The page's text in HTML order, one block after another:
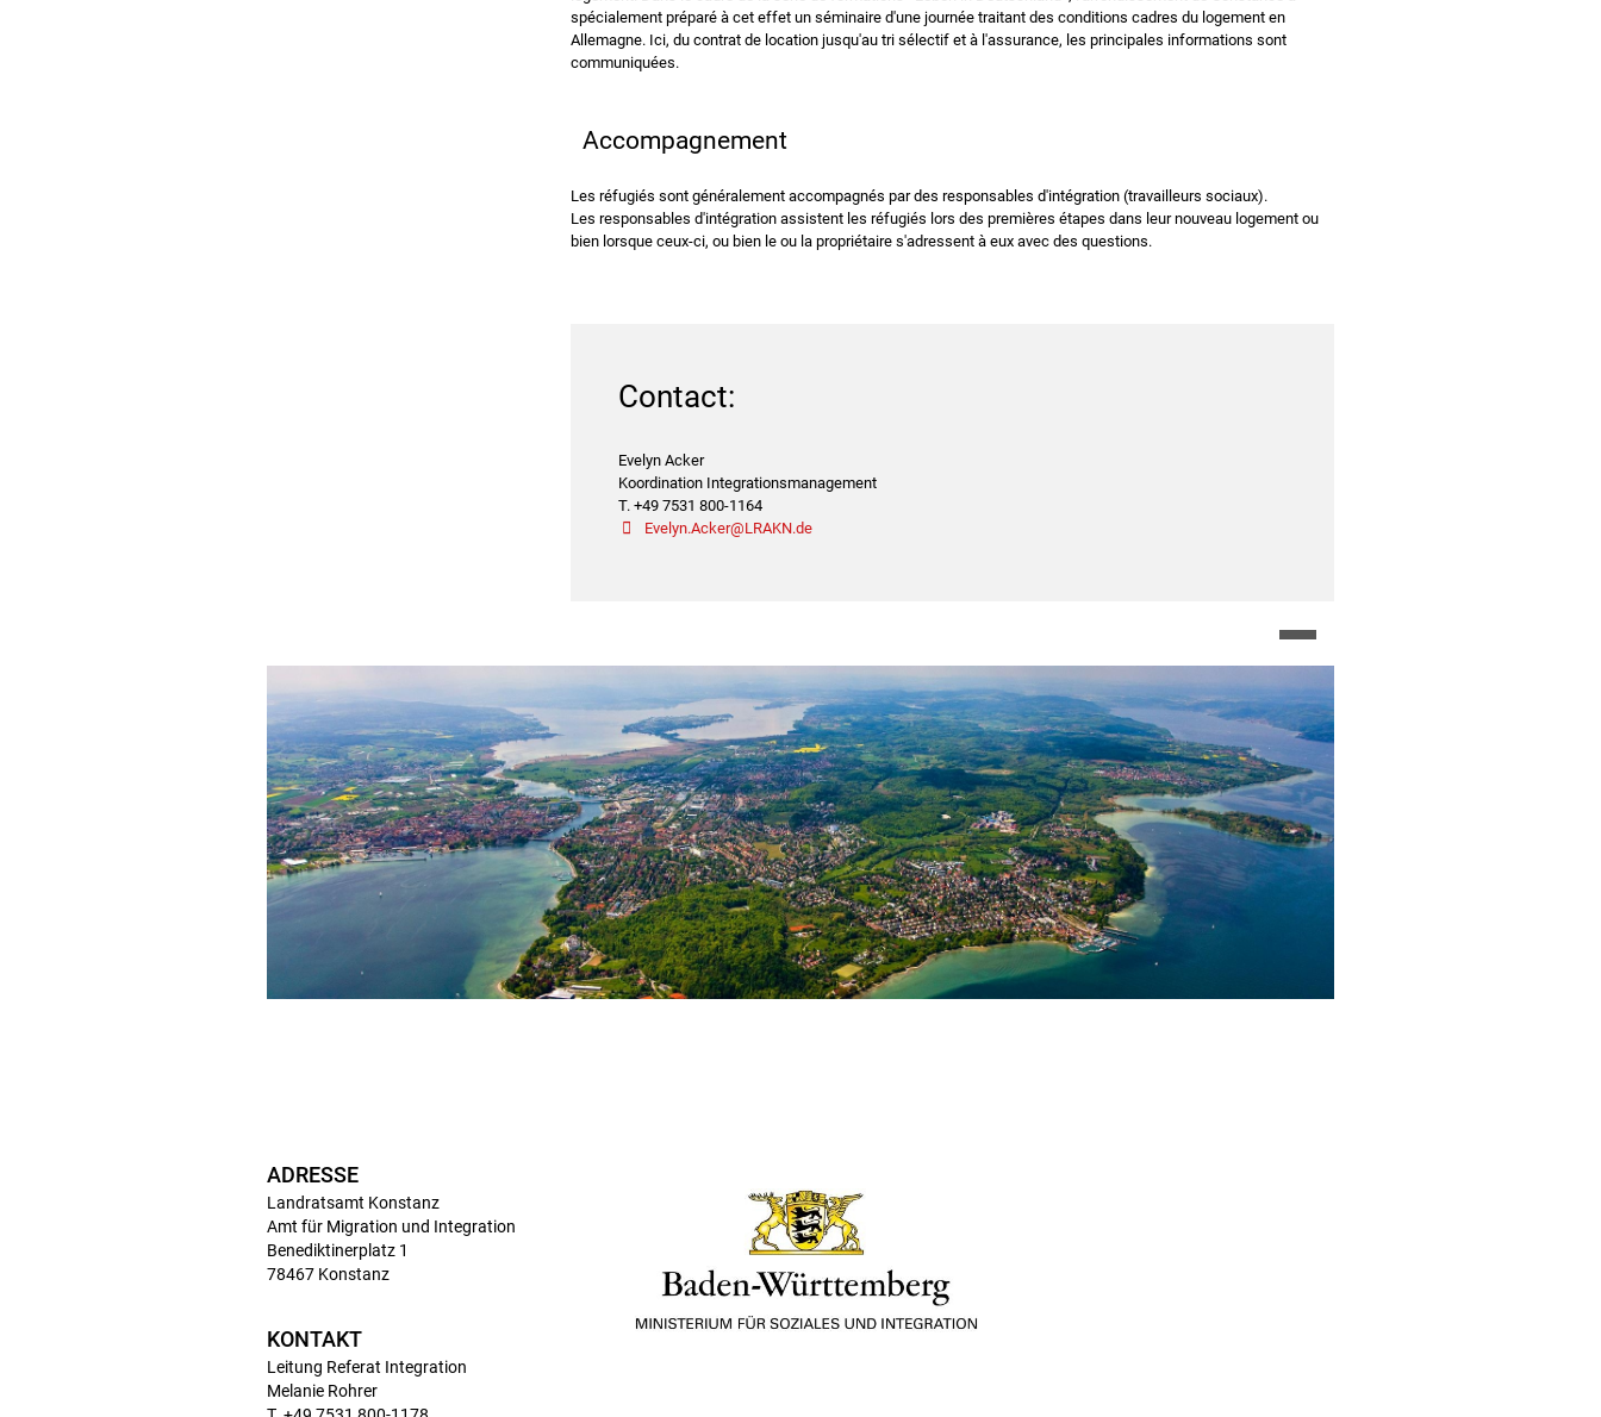
spécialement préparé à cet effet un séminaire d'une journée traitant des conditions cadres du logement en
Allemagne. Ici, du contrat de location jusqu'au tri sélectif et à l'assurance, les principales informations sont
communiquées.
Accompagnement
Les réfugiés sont généralement accompagnés par des responsables d'intégration (travailleurs sociaux).
Les responsables d'intégration assistent les réfugiés lors des premières étapes dans leur nouveau logement ou
bien lorsque ceux-ci, ou bien le ou la propriétaire s'adressent à eux avec des questions.
Contact:
Evelyn Acker
Koordination Integrationsmanagement
T. +49 7531 800-1164
Evelyn.Acker@LRAKN.de
ADRESSE
Landratsamt Konstanz
Amt für Migration und Integration
Benediktinerplatz 1
78467 Konstanz
KONTAKT
Leitung Referat Integration
Melanie Rohrer